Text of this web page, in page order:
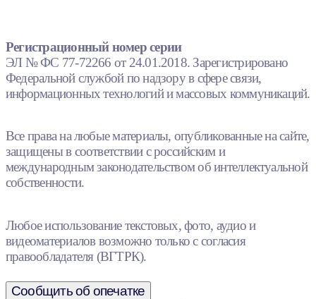
Регистрационный номер серии
ЭЛ № ФС 77-72266 от 24.01.2018. Зарегистрировано
Федеральной службой по надзору в сфере связи,
информационных технологий и массовых коммуникаций.
Все права на любые материалы, опубликованные на сайте,
защищены в соответствии с российским и
международным законодательством об интеллектуальной
собственности.
Любое использование текстовых, фото, аудио и
видеоматериалов возможно только с согласия
правообладателя (ВГТРК).
Сообщить об опечатке